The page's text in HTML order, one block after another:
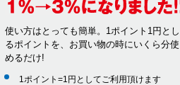
使い方はとっても簡単。1ポイント1円と
るポイントを、お買い物の時にいくら分
めるだけ!
1ポイント=1円としてご利用頂けます